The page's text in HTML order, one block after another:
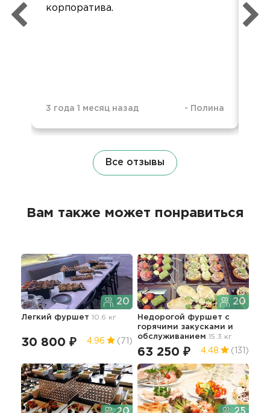
корпоратива.
3 года 1 месяц назад - Полина
Все отзывы
Вам также может понравиться
20
Легкий фуршет 10.6 кг
30 800 ₽ 4.96 (71)
20
Недорогой фуршет с
горячими закусками и
обслуживанием 15.3 кг
63 250 ₽ 4.48 (131)